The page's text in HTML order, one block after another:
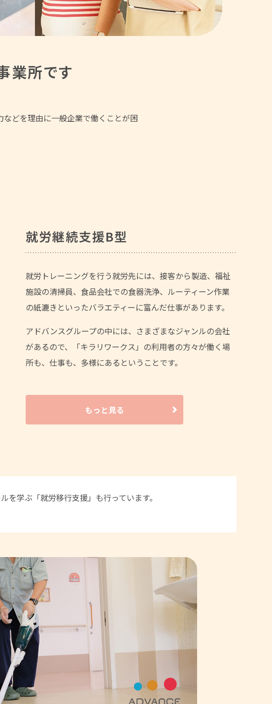
業所です
どを理由に一般企業で働くことが困
就労継続支援B型
就労トレーニングを行う就労先には、接客から製造、福祉
施設の清掃員、食品会社での食器洗浄、ルーティーン作業
の紙漉きといったバラエティーに富んだ仕事があります。
アドバンスグループの中には、さまざまなジャンルの会社
があるので、「キラリワークス」の利用者の方々が働く場
所も、仕事も、多様にあるということです。
もっと見る
学ぶ「就労移行支援」も行っています。